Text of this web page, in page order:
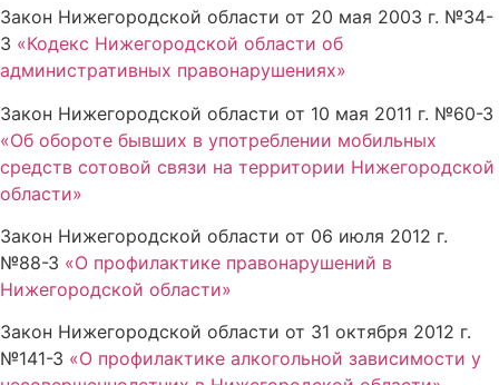
Закон Нижегородской области от 20 мая 2003 г. №34-
З «Кодекс Нижегородской области об
административных правонарушениях»
Закон Нижегородской области от 10 мая 2011 г. №60-З
«Об обороте бывших в употреблении мобильных
средств сотовой связи на территории Нижегородской
области»
Закон Нижегородской области от 06 июля 2012 г.
№88-З «О профилактике правонарушений в
Нижегородской области»
Закон Нижегородской области от 31 октября 2012 г.
№141-З «О профилактике алкогольной зависимости у